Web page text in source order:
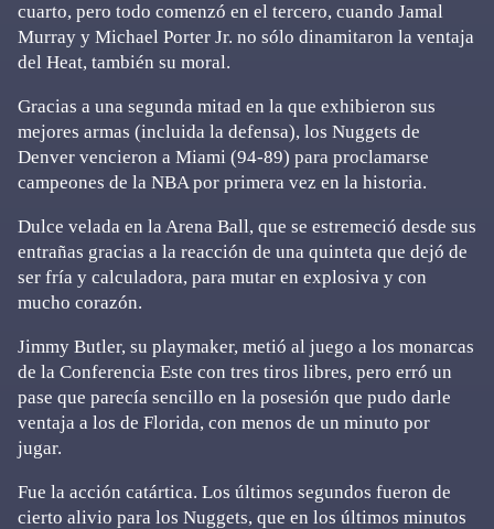
cuarto, pero todo comenzó en el tercero, cuando Jamal
Murray y Michael Porter Jr. no sólo dinamitaron la ventaja
del Heat, también su moral.
Gracias a una segunda mitad en la que exhibieron sus
mejores armas (incluida la defensa), los Nuggets de
Denver vencieron a Miami (94-89) para proclamarse
campeones de la NBA por primera vez en la historia.
Dulce velada en la Arena Ball, que se estremeció desde sus
entrañas gracias a la reacción de una quinteta que dejó de
ser fría y calculadora, para mutar en explosiva y con
mucho corazón.
Jimmy Butler, su playmaker, metió al juego a los monarcas
de la Conferencia Este con tres tiros libres, pero erró un
pase que parecía sencillo en la posesión que pudo darle
ventaja a los de Florida, con menos de un minuto por
jugar.
Fue la acción catártica. Los últimos segundos fueron de
cierto alivio para los Nuggets, que en los últimos minutos